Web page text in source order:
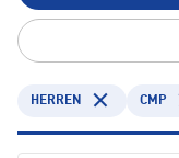
HERREN CMP